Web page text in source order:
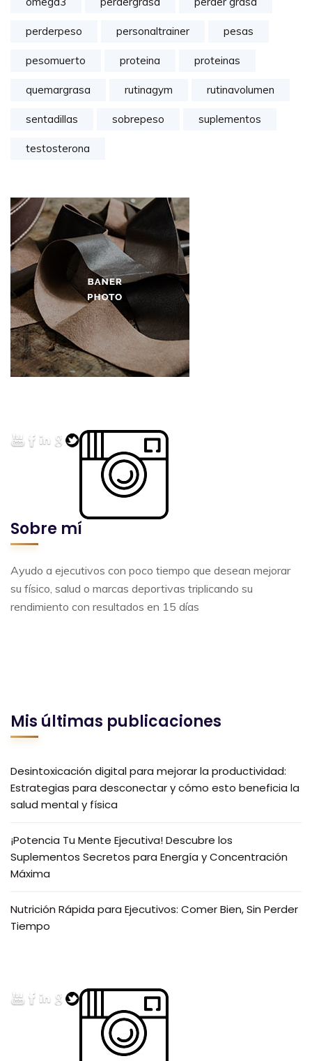
perderpeso personaltrainer pesas
pesomuerto proteina proteinas
quemargrasa rutinagym rutinavolumen
sentadillas sobrepeso suplementos
testosterona
Sobre mí
Ayudo a ejecutivos con poco tiempo que desean mejorar
su físico, salud o marcas deportivas triplicando su
rendimiento con resultados en 15 días
Mis últimas publicaciones
Desintoxicación digital para mejorar la productividad:
Estrategias para desconectar y cómo esto beneficia la
salud mental y física
¡Potencia Tu Mente Ejecutiva! Descubre los
Suplementos Secretos para Energía y Concentración
Máxima
Nutrición Rápida para Ejecutivos: Comer Bien, Sin Perder
Tiempo